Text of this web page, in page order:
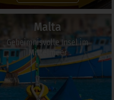
Malta
Geheimnisvolle Insel im
Mittelmeer